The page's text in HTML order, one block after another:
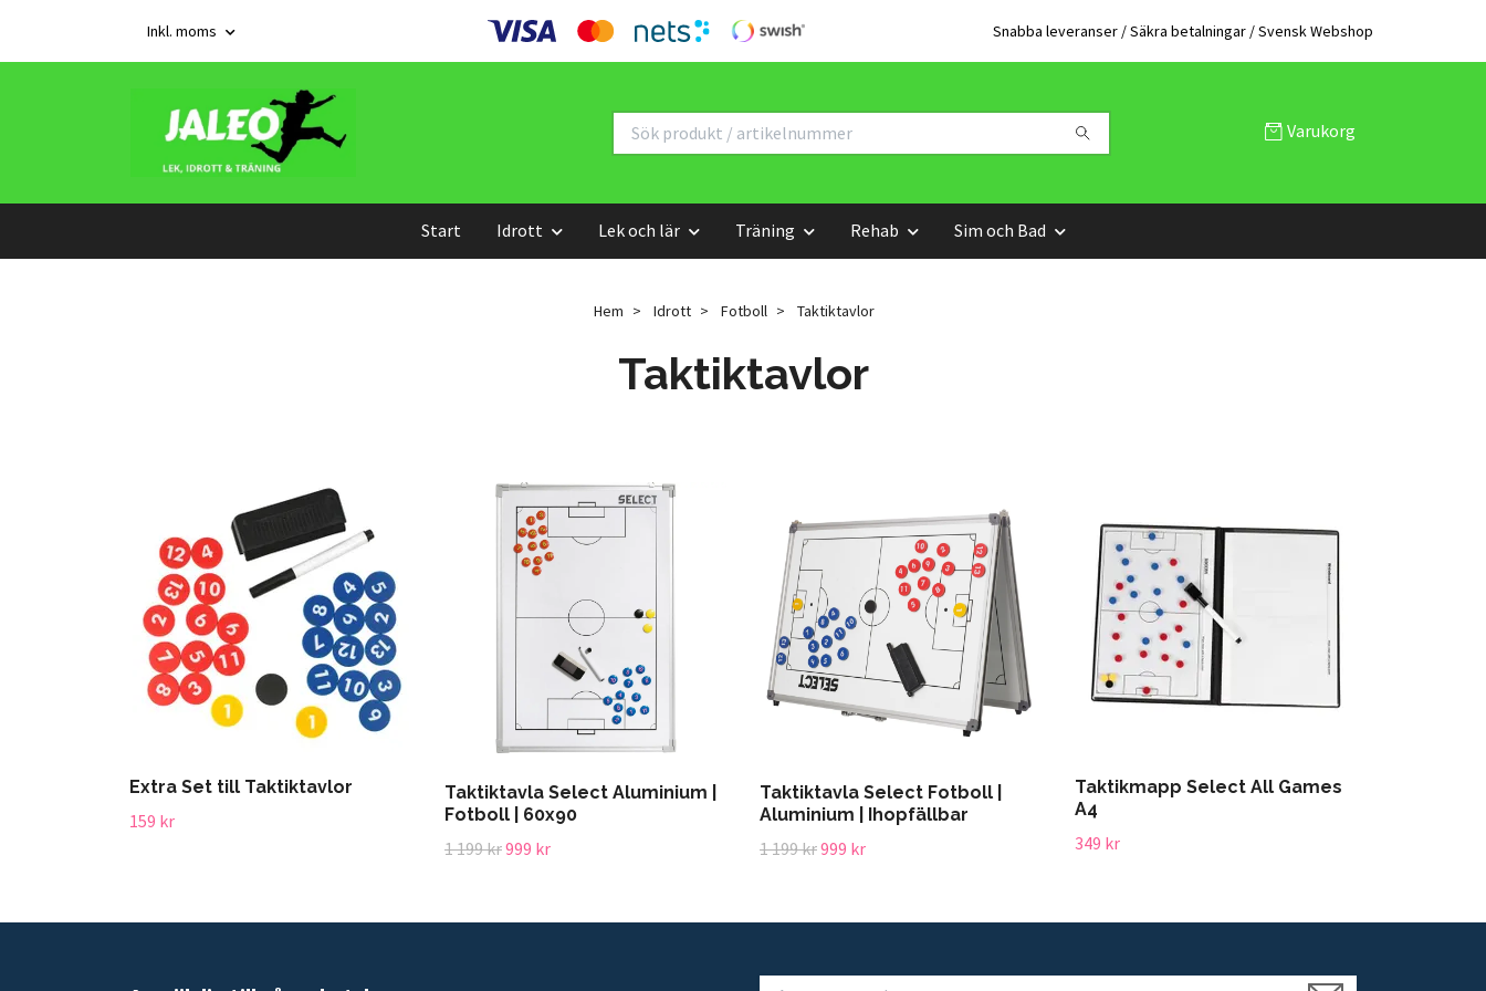
Inkl. moms Snabba leveranser / Säkra betalningar / Svensk Webshop
Varukorg
Start Idrott Lek och lär Träning Rehab Sim och Bad
Hem Idrott Fotboll Taktiktavlor
Taktiktavlor
Extra Set till Taktiktavlor
159 kr
Taktiktavla Select Aluminium |
Fotboll | 60x90
1 199 kr999 kr
Taktiktavla Select Fotboll |
Aluminium | Ihopfällbar
1 199 kr999 kr
Taktikmapp Select All Games
A4
349 kr